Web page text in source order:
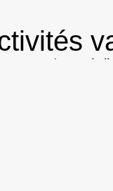
du team